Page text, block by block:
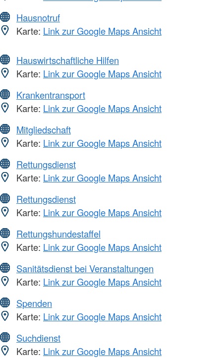
Hausnotruf
Karte: Link zur Google Maps Ansicht
Hauswirtschaftliche Hilfen
Karte: Link zur Google Maps Ansicht
Krankentransport
Karte: Link zur Google Maps Ansicht
Mitgliedschaft
Karte: Link zur Google Maps Ansicht
Rettungsdienst
Karte: Link zur Google Maps Ansicht
Rettungsdienst
Karte: Link zur Google Maps Ansicht
Rettungshundestaffel
Karte: Link zur Google Maps Ansicht
Sanitätsdienst bei Veranstaltungen
Karte: Link zur Google Maps Ansicht
Spenden
Karte: Link zur Google Maps Ansicht
Suchdienst
Karte: Link zur Google Maps Ansicht